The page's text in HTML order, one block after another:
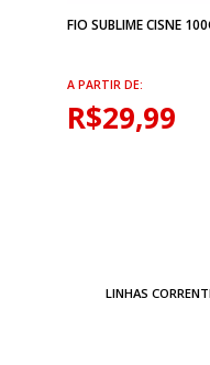
FIO SUBLIME CISNE
A PARTIR DE:
R$29,99
LINHAS